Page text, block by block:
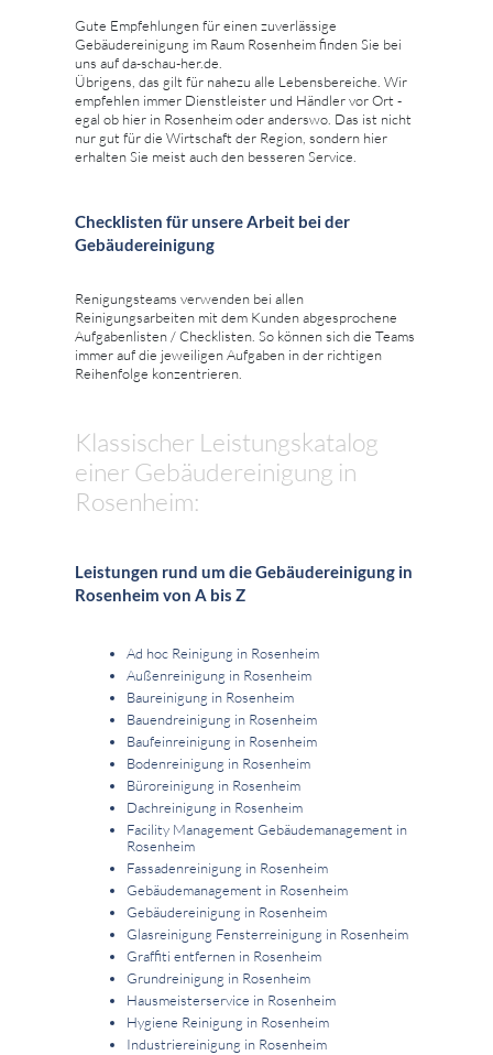
Gute Empfehlungen für einen zuverlässige
Gebäudereinigung im Raum Rosenheim finden Sie bei
uns auf da-schau-her.de.
Übrigens, das gilt für nahezu alle Lebensbereiche. Wir
empfehlen immer Dienstleister und Händler vor Ort -
egal ob hier in Rosenheim oder anderswo. Das ist nicht
nur gut für die Wirtschaft der Region, sondern hier
erhalten Sie meist auch den besseren Service.
Checklisten für unsere Arbeit bei der
Gebäudereinigung
Renigungsteams verwenden bei allen
Reinigungsarbeiten mit dem Kunden abgesprochene
Aufgabenlisten / Checklisten. So können sich die Teams
immer auf die jeweiligen Aufgaben in der richtigen
Reihenfolge konzentrieren.
Klassischer Leistungskatalog
einer Gebäudereinigung in
Rosenheim:
Leistungen rund um die Gebäudereinigung in
Rosenheim von A bis Z
Ad hoc Reinigung in Rosenheim
Außenreinigung in Rosenheim
Baureinigung in Rosenheim
Bauendreinigung in Rosenheim
Baufeinreinigung in Rosenheim
Bodenreinigung in Rosenheim
Büroreinigung in Rosenheim
Dachreinigung in Rosenheim
Facility Management Gebäudemanagement in
Rosenheim
Fassadenreinigung in Rosenheim
Gebäudemanagement in Rosenheim
Gebäudereinigung in Rosenheim
Glasreinigung Fensterreinigung in Rosenheim
Graffiti entfernen in Rosenheim
Grundreinigung in Rosenheim
Hausmeisterservice in Rosenheim
Hygiene Reinigung in Rosenheim
Industriereinigung in Rosenheim